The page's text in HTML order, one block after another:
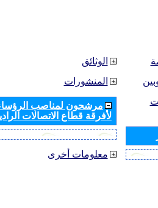
الوثائق
المنشورات
مرشحون لمناصب
لأفرقة قطاع الاتصالات
معلومات أخرى